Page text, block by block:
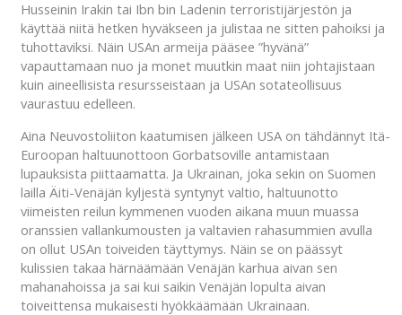
Husseinin Irakin tai Ibn bin Ladenin terroristijärjestön ja
käyttää niitä hetken hyväkseen ja julistaa ne sitten pahoiksi ja
tuhottaviksi. Näin USAn armeija pääsee ”hyvänä”
vapauttamaan nuo ja monet muutkin maat niin johtajistaan
kuin aineellisista resursseistaan ja USAn sotateollisuus
vaurastuu edelleen.
Aina Neuvostoliiton kaatumisen jälkeen USA on tähdännyt Itä-
Euroopan haltuunottoon Gorbatsoville antamistaan
lupauksista piittaamatta. Ja Ukrainan, joka sekin on Suomen
lailla Äiti-Venäjän kyljestä syntynyt valtio, haltuunotto
viimeisten reilun kymmenen vuoden aikana muun muassa
oranssien vallankumousten ja valtavien rahasummien avulla
on ollut USAn toiveiden täyttymys. Näin se on päässyt
kulissien takaa härnäämään Venäjän karhua aivan sen
mahanahoissa ja sai kui saikin Venäjän lopulta aivan
toiveittensa mukaisesti hyökkäämään Ukrainaan.